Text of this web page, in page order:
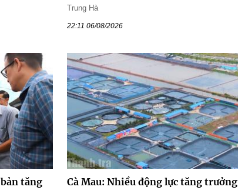
Trung Hà
22:11 06/08/2026
tăng
Cà Mau: Nhiều động lực tăng trưởng